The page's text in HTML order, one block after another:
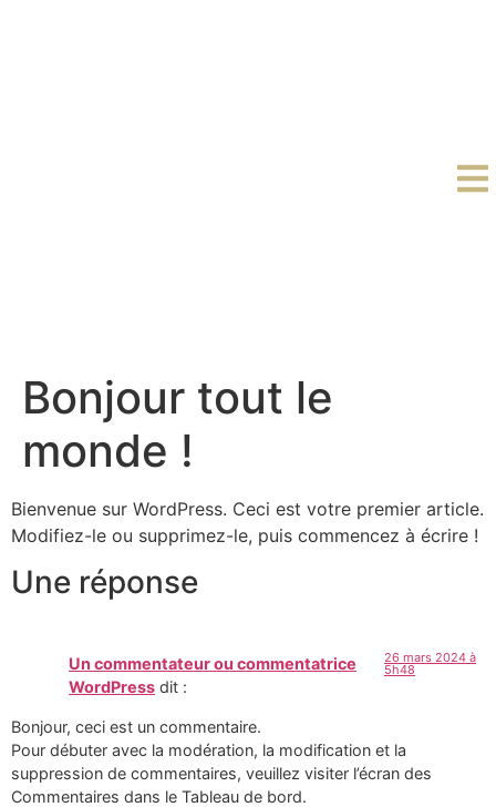
Bonjour tout le
monde !
Bienvenue sur WordPress. Ceci est votre premier article.
Modifiez-le ou supprimez-le, puis commencez à écrire !
Une réponse
Un commentateur ou commentatrice
WordPress dit :
26 mars 2024 à
5h48
Bonjour, ceci est un commentaire.
Pour débuter avec la modération, la modification et la
suppression de commentaires, veuillez visiter l’écran des
Commentaires dans le Tableau de bord.